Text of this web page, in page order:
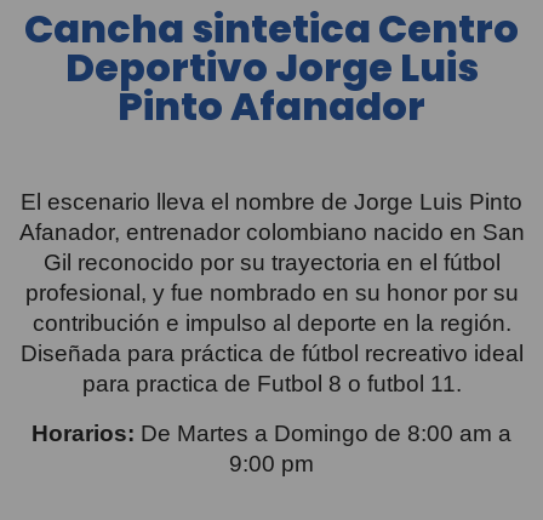
Cancha sintetica Centro
Deportivo Jorge Luis
Pinto Afanador
El escenario lleva el nombre de Jorge Luis Pinto
Afanador, entrenador colombiano nacido en San
Gil reconocido por su trayectoria en el fútbol
profesional, y fue nombrado en su honor por su
contribución e impulso al deporte en la región.
Diseñada para práctica de fútbol recreativo ideal
para practica de Futbol 8 o futbol 11.
Horarios: De Martes a Domingo de 8:00 am a
9:00 pm